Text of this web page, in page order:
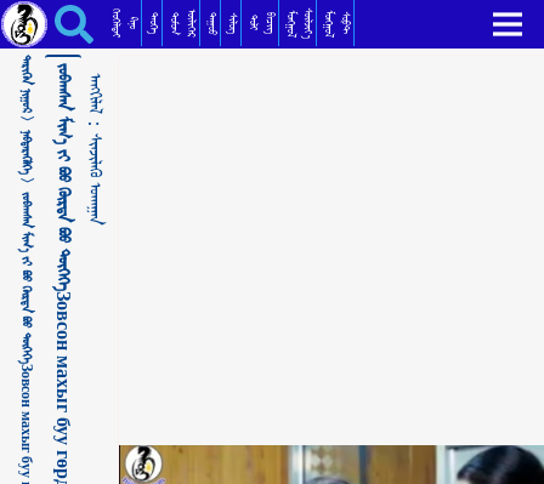
ᠵᠣᠪᠠᠭᠰᠠᠨ ᠮᠢᠬ᠎ᠠ ᠶᠢ ᠪᠤᠤ ᠬᠦᠷᠲᠡ ᠪᠤᠤ ᠲᠦᠭᠡᠭᠡЗовсон махыг буу гөрд буу түгээ ᠰᠢᠨᠵᠢᠯᠡᠬᠦ ᠤᠬᠠᠭᠠᠨ ᠬᠡᠦᠬᠡᠯᠳᠡᠢ ᠺᠢᠨᠣ᠋ ᠲᠡᠦᠬᠡ ᠳᠣᠮᠣᠭ ᠥᠯᠢᠭᠡᠷ ᠳᠠᠭᠤᠤ ᠰᠢᠯᠦᠭ ᠲᠣᠯᠢ ᠪᠢᠴᠢᠭ ᠮᠣᠩᠭᠣᠯᠰᠦᠯᠵᠢᠶ᠎ᠡ ᠮᠣᠩᠭᠣᠯᠰᠣᠹᠲ
ᠲᠡᠷᠢᠭᠦᠨ ᠨᠢᠭᠤᠷ >
ᠨᠡᠪᠲᠡᠷᠡᠭᠦᠯᠭᠡ >
ᠵᠣᠪᠠᠭᠰᠠᠨ ᠮᠢᠬ᠎ᠠ ᠶᠢ ᠪᠤᠤ ᠬᠦᠷᠲᠡ ᠪᠤᠤ ᠲᠦᠭᠡᠭᠡЗовсон махыг буу гөрд буу түгээᠵᠣᠪᠠᠭᠰᠠᠨ ᠮᠢᠬ᠎ᠠ ᠶᠢ ᠪᠤᠤ ᠬᠦᠷᠲᠡ ᠪᠤᠤ ᠲᠦᠭᠡᠭᠡЗовсон махыг буу гөрд буу түгээ ᠠᠩᠭᠢᠯᠠᠯ：
ᠰᠢᠨᠵᠢᠯᠡᠬᠦ ᠤᠬᠠᠭᠠᠨ